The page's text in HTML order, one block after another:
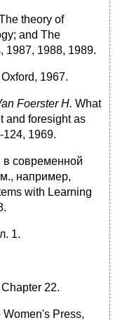
theory of
and The
1987, 1988, 1989.
1967.
Foerster H. What
and foresight as
1969.
в современной
например,
with Learning
1.
22.
Press,